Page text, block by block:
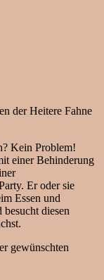
der Heitere Fahne
Kein Problem!
einer Behinderung
Er oder sie
Essen und
diesen
gewünschten